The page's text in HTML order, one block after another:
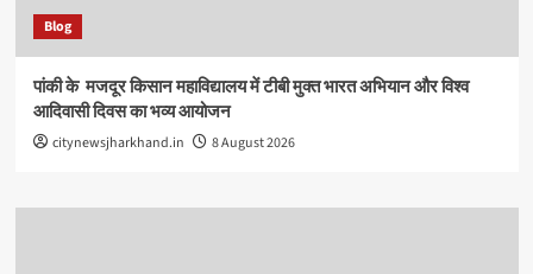
Blog
पांकी के ​ मजदूर किसान महाविद्यालय में टीबी मुक्त भारत अभियान और विश्व
आदिवासी दिवस का भव्य आयोजन
citynewsjharkhand.in 8 August 2026